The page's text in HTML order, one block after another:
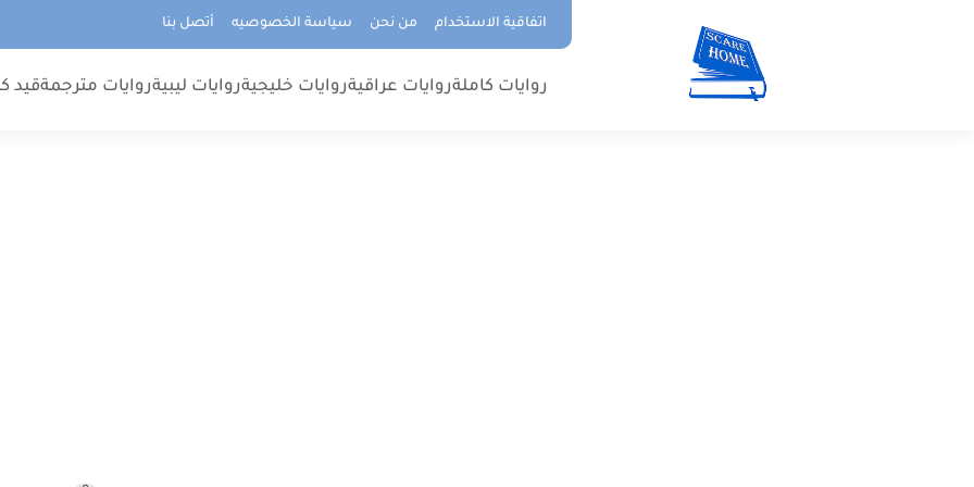
اتفاقية الاستخدام من نحن سياسة الخصوصيه أتصل بنا
روايات كاملةروايات عراقيةروايات خليجيةروايات ليبيةروايات مترجمةقيد